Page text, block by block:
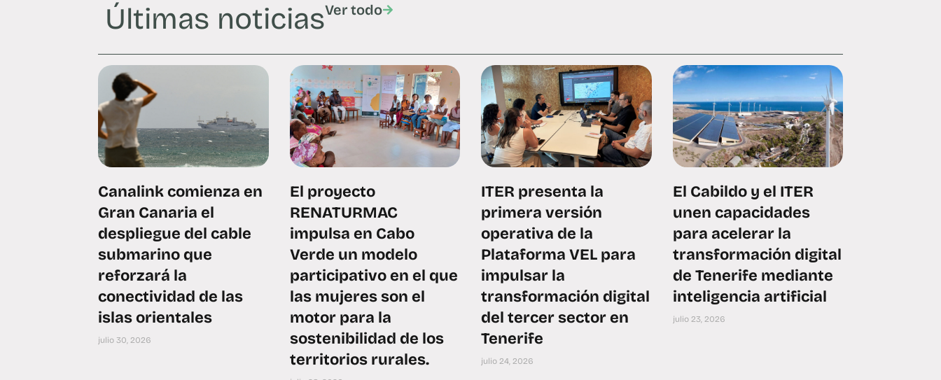
Últimas noticiasVer todo
Canalink comienza en
Gran Canaria el
despliegue del cable
submarino que
reforzará la
conectividad de las
islas orientales
julio 30, 2026
El proyecto
RENATURMAC
impulsa en Cabo
Verde un modelo
participativo en el que
las mujeres son el
motor para la
sostenibilidad de los
territorios rurales.
ITER presenta la
primera versión
operativa de la
Plataforma VEL para
impulsar la
transformación digital
del tercer sector en
Tenerife
julio 24, 2026
El Cabildo y el ITER
unen capacidades
para acelerar la
transformación digital
de Tenerife mediante
inteligencia artificial
julio 23, 2026